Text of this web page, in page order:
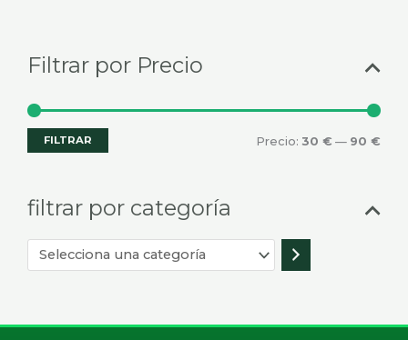
Filtrar por Precio
FILTRAR Precio: 30 € — 90 €
filtrar por categoría